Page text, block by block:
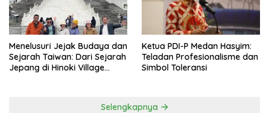
Menelusuri Jejak Budaya dan
Sejarah Taiwan: Dari Sejarah
Jepang di Hinoki Village
Ketua PDI-P Medan Hasyim:
Teladan Profesionalisme dan
Simbol Toleransi
Selengkapnya